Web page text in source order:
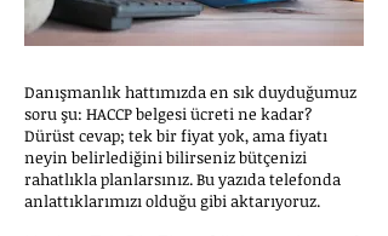
Danışmanlık hattımızda en sık duyduğumuz
soru şu: HACCP belgesi ücreti ne kadar?
Dürüst cevap; tek bir fiyat yok, ama fiyatı
neyin belirlediğini bilirseniz bütçenizi
rahatlıkla planlarsınız. Bu yazıda telefonda
anlattıklarımızı olduğu gibi aktarıyoruz.